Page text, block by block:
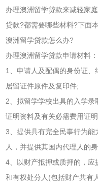
办理澳洲留学贷款来减轻家
贷款?都需要哪些材料?下面
澳洲留学贷款怎么办?
办理澳洲留学贷款申请材料：
1、申请人及配偶的身份证
居留证件原件及复印件;
2、拟留学学校出具的入学
证明资料及有关必需费用证
3、提供具有完全民事行为
人，并提供其国内代理人的
4、以财产抵押或质押的，
和有权处分人(包括财产共有